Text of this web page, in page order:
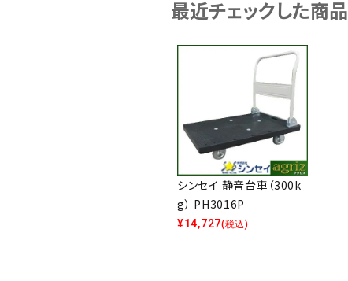
最近チェックした商品
シンセイ 静音台車（300k
g） PH3016P
¥14,727(税込)